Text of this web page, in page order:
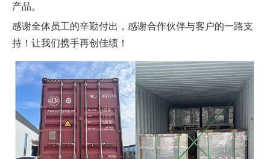
产品。
感谢全体员工的辛勤付出，感谢合作伙伴与客户的一路支
持！让我们携手再创佳绩！